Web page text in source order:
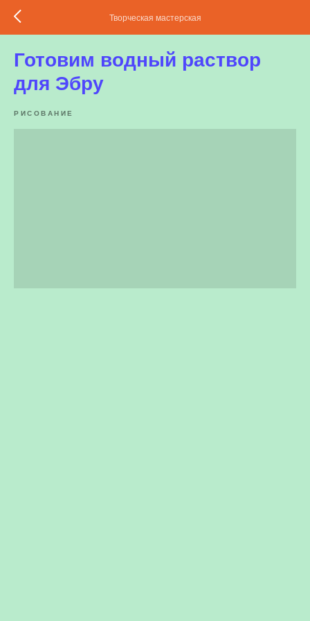
Творческая мастерская
Готовим водный раствор
для Эбру
РИСОВАНИЕ